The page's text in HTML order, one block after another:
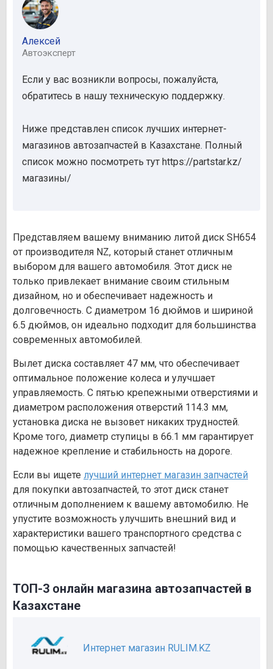
Алексей
Автоэксперт
Если у вас возникли вопросы, пожалуйста,
обратитесь в нашу техническую поддержку.
Ниже представлен список лучших интернет-
магазинов автозапчастей в Казахстане. Полный
список можно посмотреть тут https://partstar.kz/
магазины/
Представляем вашему вниманию литой диск SH654
от производителя NZ, который станет отличным
выбором для вашего автомобиля. Этот диск не
только привлекает внимание своим стильным
дизайном, но и обеспечивает надежность и
долговечность. С диаметром 16 дюймов и шириной
6.5 дюймов, он идеально подходит для большинства
современных автомобилей.
Вылет диска составляет 47 мм, что обеспечивает
оптимальное положение колеса и улучшает
управляемость. С пятью крепежными отверстиями и
диаметром расположения отверстий 114.3 мм,
установка диска не вызовет никаких трудностей.
Кроме того, диаметр ступицы в 66.1 мм гарантирует
надежное крепление и стабильность на дороге.
Если вы ищете лучший интернет магазин запчастей
для покупки автозапчастей, то этот диск станет
отличным дополнением к вашему автомобилю. Не
упустите возможность улучшить внешний вид и
характеристики вашего транспортного средства с
помощью качественных запчастей!
ТОП-3 онлайн магазина автозапчастей в
Казахстане
Интернет магазин RULIM.KZ